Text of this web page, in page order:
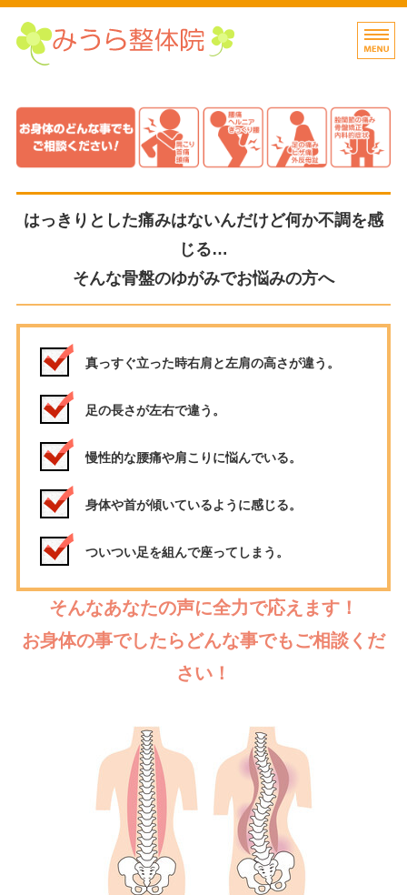
四日市で肩こり・腰
ホーム
料金案内・お客様の声
初めての方へ
ブログ整体士の独り言
はっきりとした痛みはないんだけど何か不調を感
じる…
そんな骨盤のゆがみでお悩みの方へ
真っすぐ立った時右肩と左肩の高さが違う。
足の長さが左右で違う。
慢性的な腰痛や肩こりに悩んでいる。
身体や首が傾いているように感じる。
ついつい足を組んで座ってしまう。
そんなあなたの声に全力で応えます！
お身体の事でしたらどんな事でもご相談くだ
さい！